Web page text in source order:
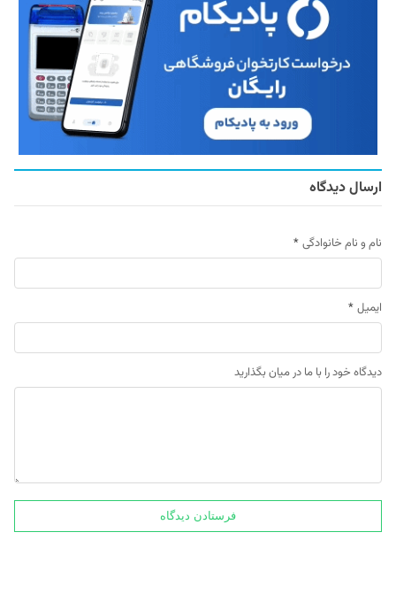
ارسال دیدگاه
نام و نام خانوادگی *
ایمیل *
دیدگاه خود را با ما در میان بگذارید